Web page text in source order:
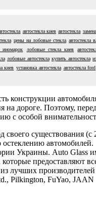
автостекла киев автостекла
цены на лобовые стекла автостекла
иномарок лобовые стекла киев
лобовые автостекла купить автостекла
киев установка автостекла автостекла ford
конструкции
на дороге. Поэтому,
с особой
своего существования (с
автомобилей.
Украины. Auto Glass
предоставляют
лучших производителей
Pilkington, FuYao, JAAN